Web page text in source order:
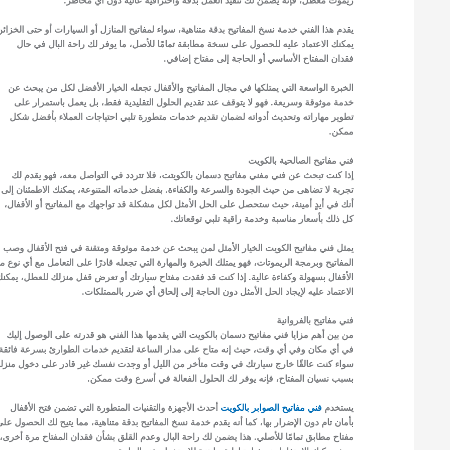
يقدم هذا الفني خدمة نسخ المفاتيح بدقة متناهية، سواء لمفاتيح المنازل أو السيارات أو حتى
يمكنك الاعتماد عليه للحصول على نسخة مطابقة تمامًا للأصل، ما يوفر لك راحة البال في حال
فقدان المفتاح الأساسي أو الحاجة إلى مفتاح إضافي.
الخبرة الواسعة التي يمتلكها في مجال المفاتيح والأقفال تجعله الخيار الأفضل لكل من يبحث عن
خدمة موثوقة وسريعة. فهو لا يتوقف عند تقديم الحلول التقليدية فقط، بل يعمل باستمرار على
تطوير مهاراته وتحديث أدواته لضمان تقديم خدمات متطورة تلبي احتياجات العملاء بأفضل شكل
ممكن.
فني مفاتيح الصالحية بالكويت
إذا كنت تبحث عن فني مفني مفاتيح دسمان بالكويتت، فلا تتردد في التواصل معه، فهو يقدم لك
تجربة لا تضاهى من حيث الجودة والسرعة والكفاءة. بفضل خدماته المتنوعة، يمكنك الاطمئنان إلى
أنك في أيدٍ أمينة، حيث ستحصل على الحل الأمثل لكل مشكلة قد تواجهك مع المفاتيح أو الأقفال،
كل ذلك بأسعار مناسبة وخدمة راقية تلبي توقعاتك.
يمثل فني مفاتيح الكويت الخيار الأمثل لمن يبحث عن خدمة موثوقة ومتقنة في فتح الأقفال وصب
المفاتيح وبرمجة الريموتات، فهو يمتلك الخبرة والمهارة التي تجعله قادرًا على التعامل مع أي نوع
الأقفال بسهولة وكفاءة عالية. إذا كنت قد فقدت مفتاح سيارتك أو تعرض قفل منزلك للعطل،
الاعتماد عليه لإيجاد الحل الأمثل دون الحاجة إلى إلحاق أي ضرر بالممتلكات.
فني مفاتيح بالفروانية
من بين أهم مزايا فني مفاتيح دسمان بالكويت التي يقدمها هذا الفني هو قدرته على الوصول إليك
في أي مكان وفي أي وقت، حيث إنه متاح على مدار الساعة لتقديم خدمات الطوارئ بسرعة
سواء كنت عالقًا خارج سيارتك في وقت متأخر من الليل أو وجدت نفسك غير قادر على دخول
بسبب نسيان المفتاح، فإنه يوفر لك الحلول الفعالة في أسرع وقت ممكن.
يستخدم فني مفاتيح الصوابر بالكويت أحدث الأجهزة والتقنيات المتطورة التي تضمن فتح الأقفال
بأمان تام دون الإضرار بها، كما أنه يقدم خدمة نسخ المفاتيح بدقة متناهية، مما يتيح لك الحصول
مفتاح مطابق تمامًا للأصلي. هذا يضمن لك راحة البال وعدم القلق بشأن فقدان المفتاح مرة